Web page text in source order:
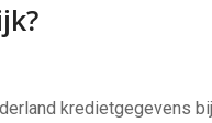
kredietgegevens